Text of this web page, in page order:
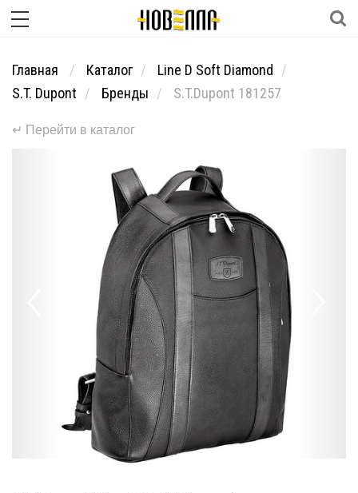
Главная Каталог
Line D Soft Diamond
S.T. Dupont
Бренды S.T.Dupont 181257
↵ Перейти в каталог